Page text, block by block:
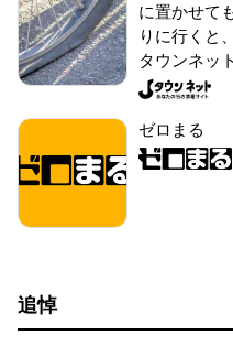
に置かせて
りに行くと
タウンネット
ゼロまる
追悼